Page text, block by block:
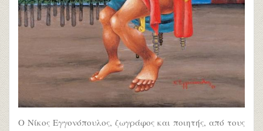
Ο Νίκος Εγγονόπουλος, ζωγράφος και ποιητής, από τους